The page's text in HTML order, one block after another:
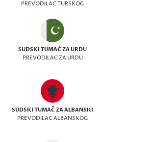
PREVODILAC TURSKOG
SUDSKI TUMAČ ZA URDU
PREVODILAC ZA URDU
SUDSKI TUMAČ ZA ALBANSKI
PREVODILAC ALBANSKOG